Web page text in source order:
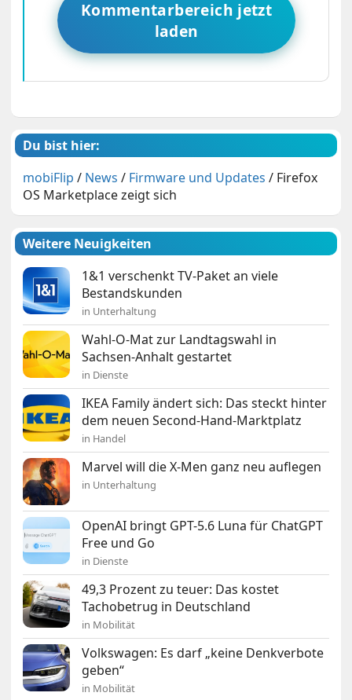
Kommentarbereich jetzt
laden
Du bist hier:
mobiFlip / News / Firmware und Updates / Firefox
OS Marketplace zeigt sich
Weitere Neuigkeiten
1&1 verschenkt TV-Paket an viele
Bestandskunden
in Unterhaltung
Wahl-O-Mat zur Landtagswahl in
Sachsen-Anhalt gestartet
in Dienste
IKEA Family ändert sich: Das steckt hinter
dem neuen Second-Hand-Marktplatz
in Handel
Marvel will die X-Men ganz neu auflegen
in Unterhaltung
OpenAI bringt GPT-5.6 Luna für ChatGPT
Free und Go
in Dienste
49,3 Prozent zu teuer: Das kostet
Tachobetrug in Deutschland
in Mobilität
Volkswagen: Es darf „keine Denkverbote
geben“
in Mobilität